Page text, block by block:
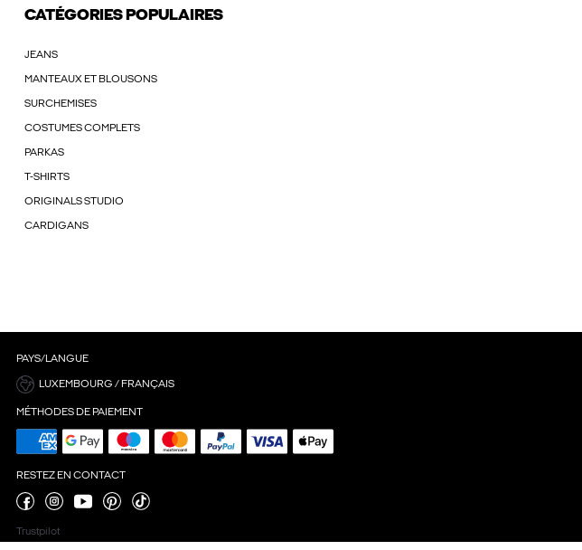
CATÉGORIES POPULAIRES
JEANS
MANTEAUX ET BLOUSONS
SURCHEMISES
COSTUMES COMPLETS
PARKAS
T-SHIRTS
ORIGINALS STUDIO
CARDIGANS
PAYS/LANGUE
LUXEMBOURG / FRANÇAIS
MÉTHODES DE PAIEMENT
RESTEZ EN CONTACT
Trustpilot